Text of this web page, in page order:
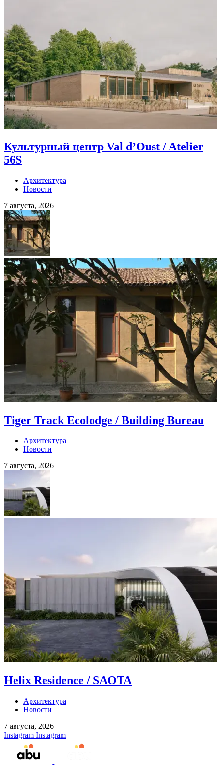
Культурный центр Val d’Oust / Atelier
56S
Архитектура
Новости
7 августа, 2026
Tiger Track Ecolodge / Building Bureau
Архитектура
Новости
7 августа, 2026
Helix Residence / SAOTA
Архитектура
Новости
7 августа, 2026
Instagram Instagram